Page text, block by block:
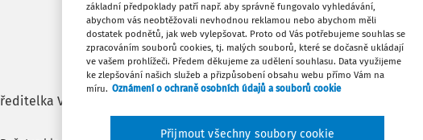
ředitelka Vysočina Tourism
základní předpoklady patří např. aby správně fungovalo vyhledávání,
abychom vás neobtěžovali nevhodnou reklamou nebo abychom měli
dostatek podnětů, jak web vylepšovat. Proto od Vás potřebujeme souhlas se
zpracováním souborů cookies, tj. malých souborů, které se dočasně ukládají
ve vašem prohlížeči. Předem děkujeme za udělení souhlasu. Data využijeme
ke zlepšování našich služeb a přizpůsobení obsahu webu přímo Vám na
míru. Oznámení o ochraně osobních údajů a souborů cookie
Přijmout všechny soubory cookie